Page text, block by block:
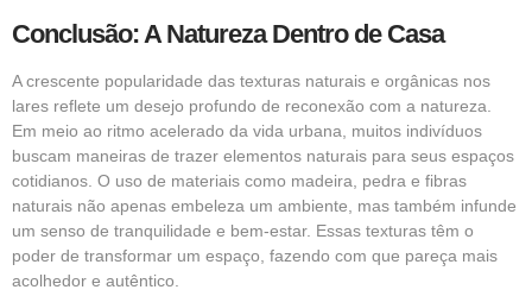
Conclusão: A Natureza Dentro de Casa
A crescente popularidade das texturas naturais e orgânicas nos
lares reflete um desejo profundo de reconexão com a natureza.
Em meio ao ritmo acelerado da vida urbana, muitos indivíduos
buscam maneiras de trazer elementos naturais para seus espaços
cotidianos. O uso de materiais como madeira, pedra e fibras
naturais não apenas embeleza um ambiente, mas também infunde
um senso de tranquilidade e bem-estar. Essas texturas têm o
poder de transformar um espaço, fazendo com que pareça mais
acolhedor e autêntico.